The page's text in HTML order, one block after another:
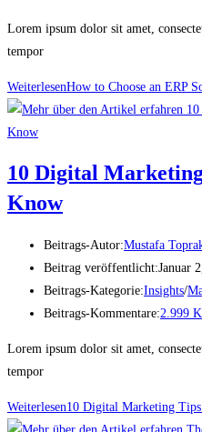
Lorem ipsum dolor sit amet,
tempor
WeiterlesenHow to Choose an ERP
10 Digital
Know
Beitrags-Autor:Mustafa
Beitrag veröffentlicht:Januar
Beitrags-Kategorie:Insights/
Beitrags-Kommentare:2.999
Lorem ipsum dolor sit amet,
tempor
Weiterlesen10 Digital Marketing